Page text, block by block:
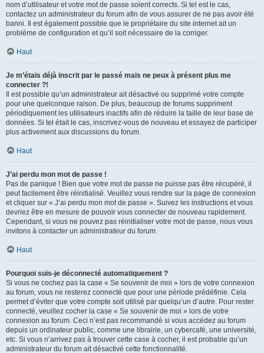
nom d’utilisateur et votre mot de passe soient corrects. Si tel est le cas,
contactez un administrateur du forum afin de vous assurer de ne pas avoir été
banni. Il est également possible que le propriétaire du site internet ait un
problème de configuration et qu’il soit nécessaire de la corriger.
Haut
Je m’étais déjà inscrit par le passé mais ne peux à présent plus me
connecter ?!
Il est possible qu’un administrateur ait désactivé ou supprimé votre compte
pour une quelconque raison. De plus, beaucoup de forums suppriment
périodiquement les utilisateurs inactifs afin de réduire la taille de leur base de
données. Si tel était le cas, inscrivez-vous de nouveau et essayez de participer
plus activement aux discussions du forum.
Haut
J’ai perdu mon mot de passe !
Pas de panique ! Bien que votre mot de passe ne puisse pas être récupéré, il
peut facilement être réinitialisé. Veuillez vous rendre sur la page de connexion
et cliquer sur « J’ai perdu mon mot de passe ». Suivez les instructions et vous
devriez être en mesure de pouvoir vous connecter de nouveau rapidement.
Cependant, si vous ne pouvez pas réinitialiser votre mot de passe, nous vous
invitons à contacter un administrateur du forum.
Haut
Pourquoi suis-je déconnecté automatiquement ?
Si vous ne cochez pas la case « Se souvenir de moi » lors de votre connexion
au forum, vous ne resterez connecté que pour une période prédéfinie. Cela
permet d’éviter que votre compte soit utilisé par quelqu’un d’autre. Pour rester
connecté, veuillez cocher la case « Se souvenir de moi » lors de votre
connexion au forum. Ceci n’est pas recommandé si vous accédez au forum
depuis un ordinateur public, comme une librairie, un cybercafé, une université,
etc. Si vous n’arrivez pas à trouver cette case à cocher, il est probable qu’un
administrateur du forum ait désactivé cette fonctionnalité.